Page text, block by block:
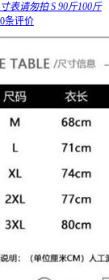
寸表请匆拍 S 90斤100斤
0条评价